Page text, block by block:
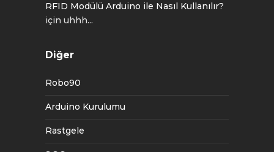
RFID Modülü Arduino ile Nasıl Kullanılır?
için uhhh...
Diğer
Robo90
Arduino Kurulumu
Rastgele